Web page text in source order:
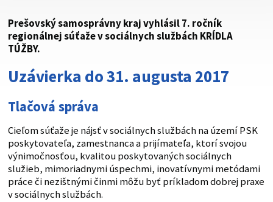
Prešovský samosprávny kraj vyhlásil 7. ročník
regionálnej súťaže v sociálnych službách KRÍDLA
TÚŽBY.
Uzávierka do 31. augusta 2017
Tlačová správa
Cieľom súťaže je nájsť v sociálnych službách na území PSK
poskytovateľa, zamestnanca a prijímateľa, ktorí svojou
výnimočnosťou, kvalitou poskytovaných sociálnych
služieb, mimoriadnymi úspechmi, inovatívnymi metódami
práce či nezištnými činmi môžu byť príkladom dobrej praxe
v sociálnych službách.